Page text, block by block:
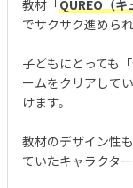
教材「QUREO（キ
でサクサク進めら
子どもにとっても
ームをクリアして
けます。
教材のデザイン性
ていたキャラクタ